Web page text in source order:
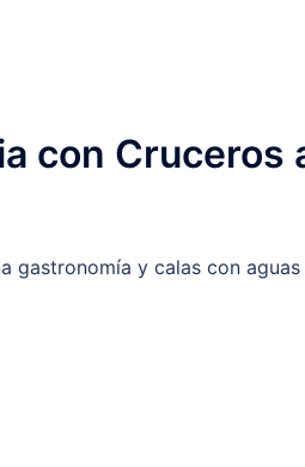
con Cruceros
gastronomía y calas con aguas